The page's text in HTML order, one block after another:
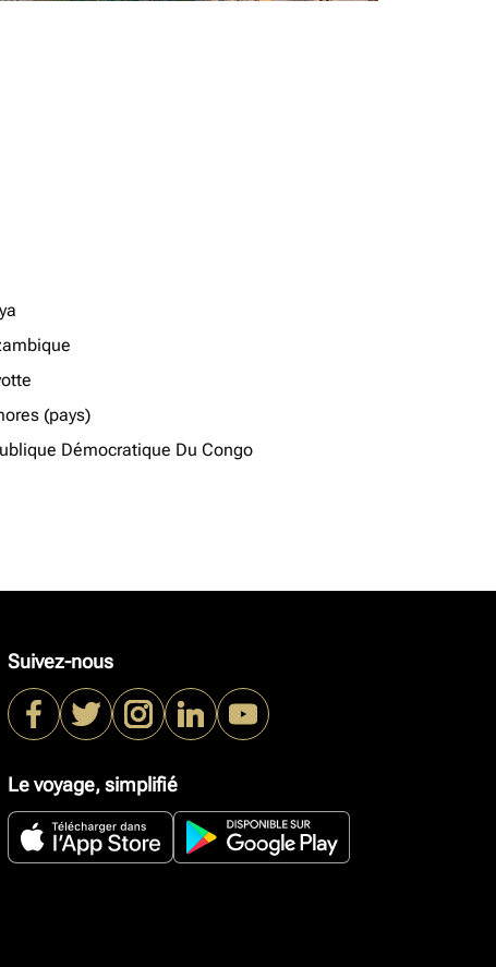
(pays)
Démocratique Du Congo
Suivez-nous
Le voyage, simplifié